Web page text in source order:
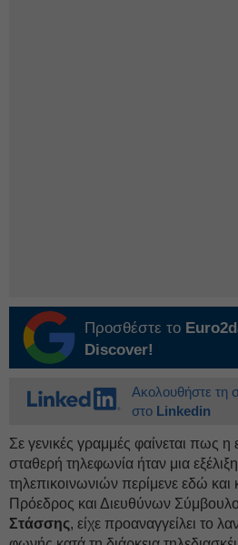
Προσθέστε το
Discover!
Ακολουθήστε τη
στο Linkedin
Σε γενικές γραμμές φαίνεται πως
σταθερή τηλεφωνία ήταν μια
τηλεπικοινωνιών περίμενε εδώ
Πρόεδρος και Διευθύνων
Στάσσης, είχε προαναγγείλει το